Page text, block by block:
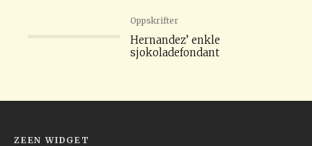
Oppskrifter
Hernandez’ enkle
sjokoladefondant
ZEEN WIDGET